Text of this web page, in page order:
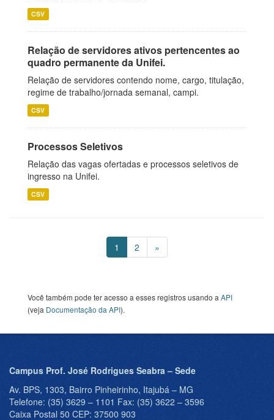
CSV
Relação de servidores ativos pertencentes ao
quadro permanente da Unifei.
Relação de servidores contendo nome, cargo, titulação,
regime de trabalho/jornada semanal, campi.
CSV
Processos Seletivos
Relação das vagas ofertadas e processos seletivos de
ingresso na Unifei.
CSV
1 2 »
Você também pode ter acesso a esses registros usando a API
(veja Documentação da API).
Campus Prof. José Rodrigues Seabra – Sede
Av. BPS, 1303, Bairro Pinheirinho, Itajubá – MG
Telefone: (35) 3629 – 1101 Fax: (35) 3622 – 3596
Caixa Postal 50 CEP: 37500 903